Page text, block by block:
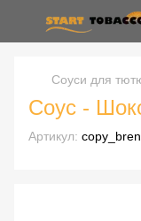
Соуси для
Соус -
Артикул: